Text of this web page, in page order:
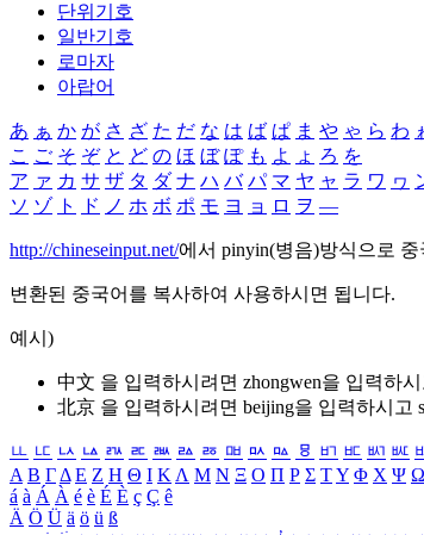
단위기호
일반기호
로마자
아랍어
あ ぁ か が さ ざ た だ な は ば ぱ ま や ゃ ら わ
こ ご そ ぞ と ど の ほ ぼ ぽ も よ ょ ろ を
ア ァ カ サ ザ タ ダ ナ ハ バ パ マ ヤ ャ ラ ワ ヮ
ソ ゾ ト ド ノ ホ ボ ポ モ ヨ ョ ロ ヲ ―
http://chineseinput.net/에서 pinyin(병음)방식으로
변환된 중국어를 복사하여 사용하시면 됩니다.
예시)
中文 을 입력하시려면 zhongwen을 입력하
北京 을 입력하시려면 beijing을 입력하시고
ㅥ ㅦ ㅧ ㅨ ㅩ ㅪ ㅫ ㅬ ㅭ ㅮ ㅯ ㅰ ㅱ ㅲ ㅳ ㅴ ㅵ
Α Β ΓΔ Ε Ζ Η Θ Ι ΚΛ Μ Ν Ξ Ο Π Ρ Σ ΤΥ Φ Χ Ψ Ω
á à Á À é è É È ç Ç ê
Ä Ö Ü ä ö ü ß